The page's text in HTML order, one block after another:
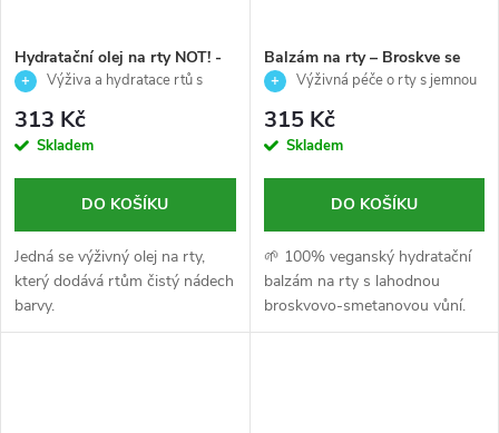
Hydratační olej na rty NOT! -
Palladio - 4,2ml
Výživa a hydratace rtů s
313 Kč
Skladem
DO KOŠÍKU
Jedná se výživný olej na rty,
který dodává rtům čistý nádech
barvy.
Balzám na rty – Broskve se
smetanou-Palladio-10g
Výživná péče o rty s jemnou
315 Kč
Skladem
DO KOŠÍKU
🌱 100% veganský hydratační
balzám na rty s lahodnou
broskvovo-smetanovou vůní.
🍨